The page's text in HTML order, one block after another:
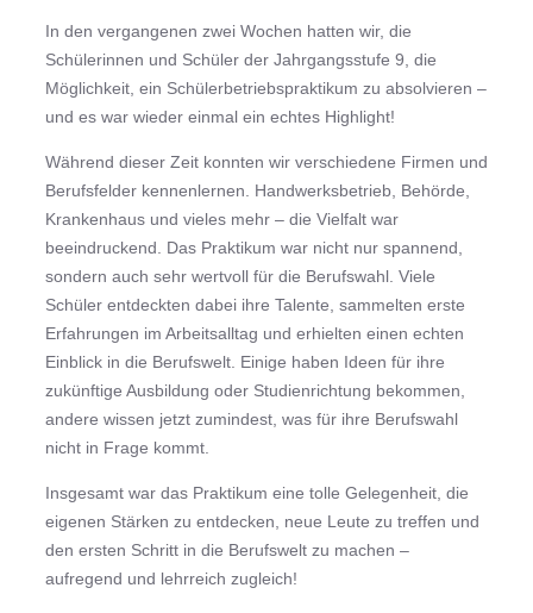
In den vergangenen zwei Wochen hatten wir, die
Schülerinnen und Schüler der Jahrgangsstufe 9, die
Möglichkeit, ein Schülerbetriebspraktikum zu absolvieren –
und es war wieder einmal ein echtes Highlight!
Während dieser Zeit konnten wir verschiedene Firmen und
Berufsfelder kennenlernen. Handwerksbetrieb, Behörde,
Krankenhaus und vieles mehr – die Vielfalt war
beeindruckend. Das Praktikum war nicht nur spannend,
sondern auch sehr wertvoll für die Berufswahl. Viele
Schüler entdeckten dabei ihre Talente, sammelten erste
Erfahrungen im Arbeitsalltag und erhielten einen echten
Einblick in die Berufswelt. Einige haben Ideen für ihre
zukünftige Ausbildung oder Studienrichtung bekommen,
andere wissen jetzt zumindest, was für ihre Berufswahl
nicht in Frage kommt.
Insgesamt war das Praktikum eine tolle Gelegenheit, die
eigenen Stärken zu entdecken, neue Leute zu treffen und
den ersten Schritt in die Berufswelt zu machen –
aufregend und lehrreich zugleich!